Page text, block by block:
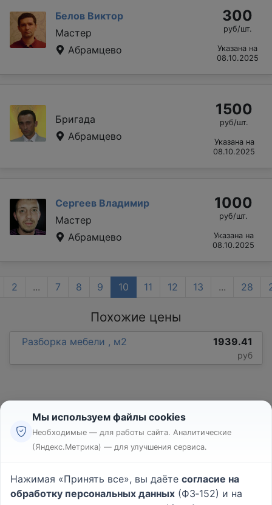
Белов Виктор
Мастер
Абрамцево
300
руб/шт.
Указана на
08.10.2025
Бригада
Абрамцево
1500
руб/шт.
Указана на
08.10.2025
Сергеев Владимир
Мастер
Абрамцево
1000
руб/шт.
Указана на
08.10.2025
2 ... 7 8 9 10 11 12 13 ... 28
Похожие цены
Разборка мебели , м2 1939.41
руб
Реклама
Пользовательское соглашение
Политика конфиденциальности
Мы используем файлы cookies
Необходимые — для работы сайта. Аналитические
(Яндекс.Метрика) — для улучшения сервиса.
Нажимая «Принять все», вы даёте согласие на
обработку персональных данных (ФЗ‑152) и на